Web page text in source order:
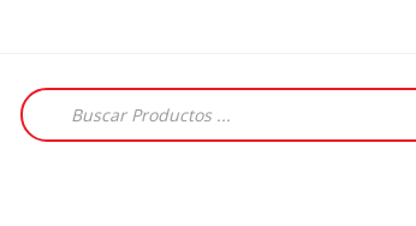
Búsqueda
de
productos